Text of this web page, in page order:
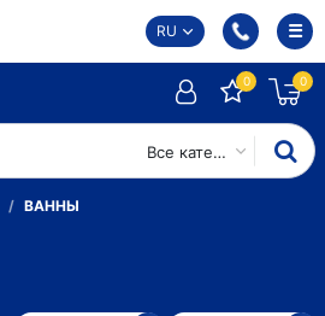
RU
Все категории
0 0
ВАННЫ